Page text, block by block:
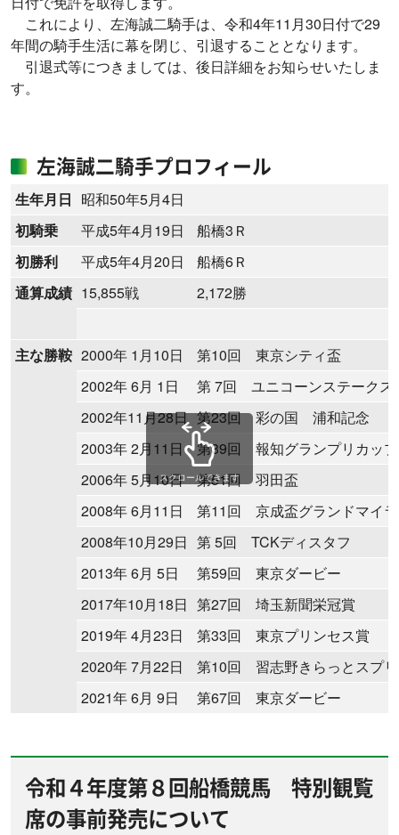
これにより、左海誠二騎手は、令和4年11月30日付で29
年間の騎手生活に幕を閉じ、引退することとなります。
引退式等につきましては、後日詳細をお知らせいたしま
す。
左海誠二騎手プロフィール
生年月日 昭和50年5月4日
初騎乗
平成5年4月19日
船橋3Ｒ
初勝利
平成5年4月20日
船橋6Ｒ
通算成績 15,855戦 2,172勝
主な勝鞍 2000年 1月10日
第10回 東京シティ盃
2002年 6月 1日
第 7回 ユニコーンステークス
2002年11月28日 第23回 彩の国 浦和記念
2003年 2月11日
第39回 報知グランプリカップ
2006年 5月10日
第51回 羽田盃
2008年 6月11日
第11回 京成盃グランドマイ
2008年10月29日 第 5回 TCKディスタフ
2013年 6月 5日
第59回 東京ダービー
2017年10月18日 第27回 埼玉新聞栄冠賞
2019年 4月23日
第33回 東京プリンセス賞
2020年 7月22日
第10回 習志野きらっとスプ
2021年 6月 9日
第67回 東京ダービー
スクロールできます
令和４年度第８回船橋競馬 特別観覧
席の事前発売について